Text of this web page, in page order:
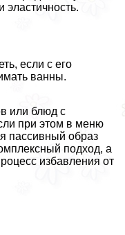
эластичность.
если с его
ванны.
или блюд с
при этом в меню
пассивный образ
подход, а
избавления от